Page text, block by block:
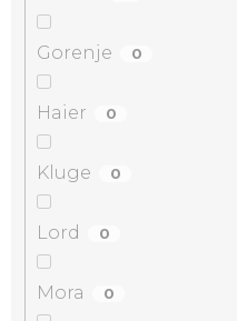
Gorenje 0
Haier 0
Kluge 0
Lord 0
Mora 0